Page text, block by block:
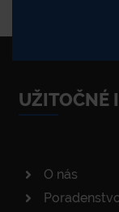
UŽITOČNÉ
O nás